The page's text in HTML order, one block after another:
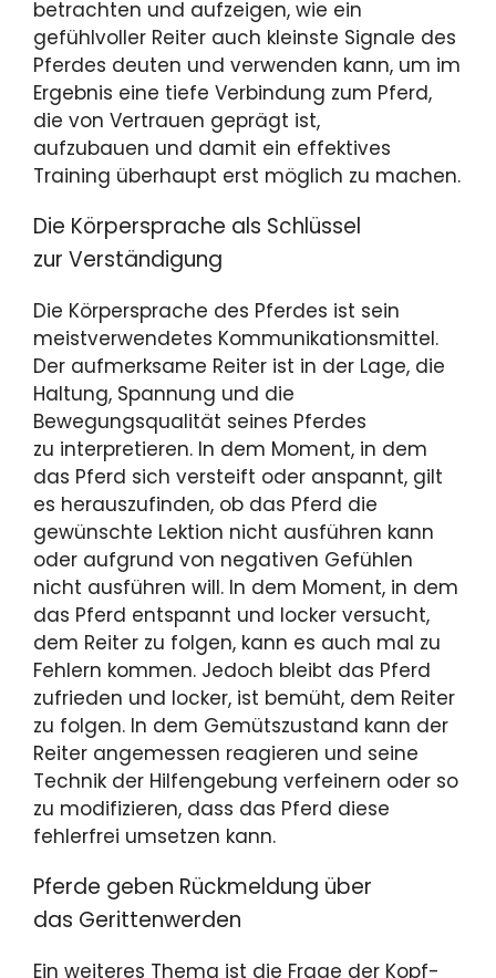
betrachten und aufzeigen, wie ein
gefühlvoller Reiter auch kleinste Signale des
Pferdes deuten und verwenden kann, um im
Ergebnis eine tiefe Verbindung zum Pferd,
die von Vertrauen geprägt ist,
aufzubauen und damit ein effektives
Training überhaupt erst möglich zu machen.
Die Körpersprache als Schlüssel
zur Verständigung
Die Körpersprache des Pferdes ist sein
meistverwendetes Kommunikationsmittel.
Der aufmerksame Reiter ist in der Lage, die
Haltung, Spannung und die
Bewegungsqualität seines Pferdes
zu interpretieren. In dem Moment, in dem
das Pferd sich versteift oder anspannt, gilt
es herauszufinden, ob das Pferd die
gewünschte Lektion nicht ausführen kann
oder aufgrund von negativen Gefühlen
nicht ausführen will. In dem Moment, in dem
das Pferd entspannt und locker versucht,
dem Reiter zu folgen, kann es auch mal zu
Fehlern kommen. Jedoch bleibt das Pferd
zufrieden und locker, ist bemüht, dem Reiter
zu folgen. In dem Gemütszustand kann der
Reiter angemessen reagieren und seine
Technik der Hilfengebung verfeinern oder so
zu modifizieren, dass das Pferd diese
fehlerfrei umsetzen kann.
Pferde geben Rückmeldung über
das Gerittenwerden
Ein weiteres Thema ist die Frage der Kopf-